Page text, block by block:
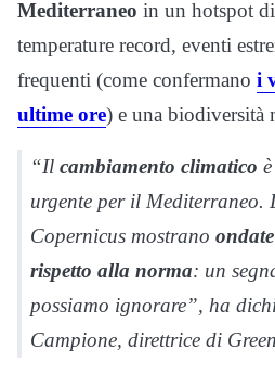
Mediterraneo in un hotspot
temperature record, eventi
frequenti (come confermano i
ultime ore) e una biodiversità
“Il cambiamento climatico
urgente per il Mediterraneo.
Copernicus mostrano
rispetto alla norma: un
possiamo ignorare”, ha
Campione, direttrice di